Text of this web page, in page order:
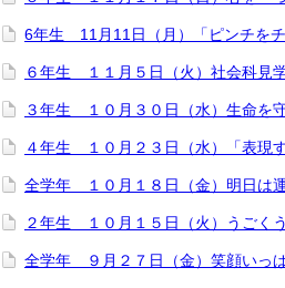
6年生 11月11日（月）「ピンチを
６年生 １１月５日（火）社会科見
３年生 １０月３０日（水）生命を
４年生 １０月２３日（水）「表現
全学年 １０月１８日（金）明日は
２年生 １０月１５日（火）うごく
全学年 ９月２７日（金）笑顔いっ